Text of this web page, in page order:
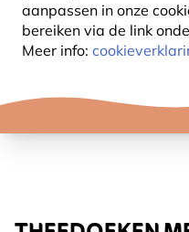
aanpassen in onze
bereiken via de link
Meer info: